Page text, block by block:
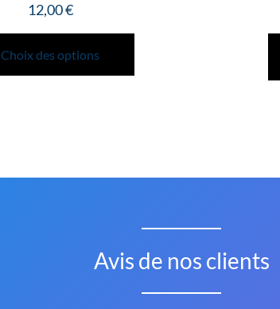
12,00€
Choix des options
Ce
a
choisies
sur
page
Avis de nos clients